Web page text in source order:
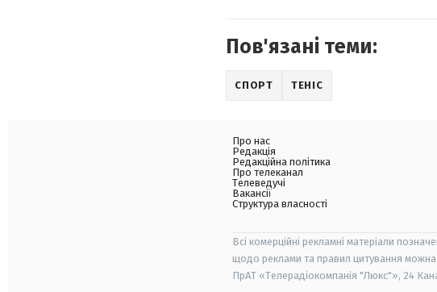
Пов'язані теми:
СПОРТ ТЕНІС
Про нас
Редакція
Редакційна політика
Про телеканал
Телеведучі
Вакансії
Структура власності
Всі комерційні рекламні матеріали
щодо реклами та правил цитування
ПрАТ «Телерадіокомпанія "Люкс"», 24